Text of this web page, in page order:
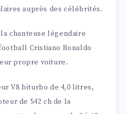
auprès des célébrités.
la chanteuse légendaire
Cristiano Ronaldo
propre voiture.
V8 biturbo de 4,0 litres,
de 542 ch de la